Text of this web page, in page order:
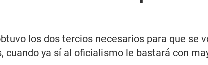
los dos tercios necesarios para que se
ya sí al oficialismo le bastará con